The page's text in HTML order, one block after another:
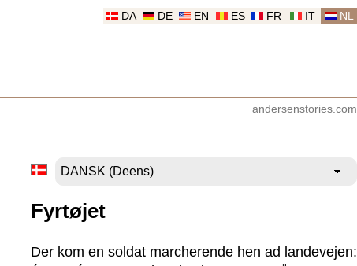
NL
IT
FR
ES
EN
DE
DA
andersenstories.com
Fyrtøjet
Der kom en soldat marcherende hen ad landevejen: